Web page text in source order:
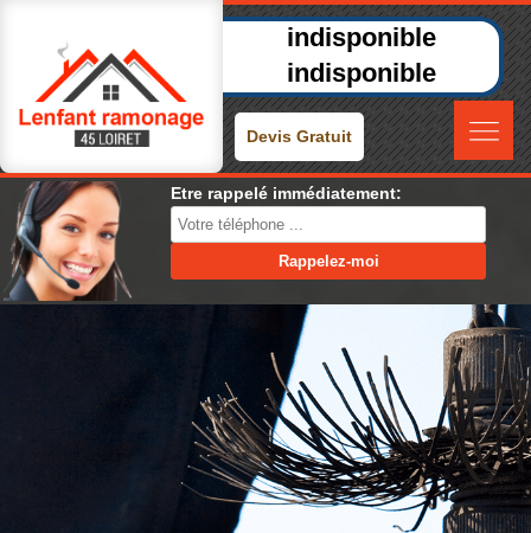
indisponible
indisponible
Devis Gratuit
Etre rappelé immédiatement: